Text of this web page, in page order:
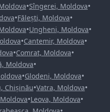
•Sîngerei, Moldova•
•Fălești, Moldova•
•Ungheni, Moldova•
•Cantemir, Moldova•
•Comrat, Moldova•
Moldova•
•Glodeni, Moldova•
Chișinău•Vatra, Moldova•
•Leova, Moldova•